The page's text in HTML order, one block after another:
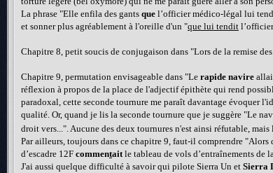
La phrase "Elle enfila des gants que l’officier médico-légal lui
et sonner plus agréablement à l'oreille d'un "que lui tendit
Chapitre 8, petit soucis de conjugaison dans "Lors de la remise
Chapitre 9, permutation envisageable dans "Le rapide navire
réflexion à propos de la place de l'adjectif épithète qui rend
paradoxal, cette seconde tournure me paraît davantage évoquer
qualité. Or, quand je lis la seconde tournure que je suggère "Le
droit vers...". Aucune des deux tournures n'est ainsi réfutable,
Par ailleurs, toujours dans ce chapitre 9, faut-il comprendre "Alors
d’escadre 12F commentaitle tableau de vols d’entraînements de
J'ai aussi quelque difficulté à savoir qui pilote Sierra Un et Sierra